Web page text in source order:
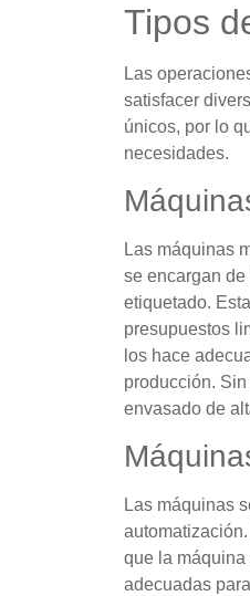
Tipos
Las
satisfacer
únicos, por lo
necesidades.
Las máquinas
se encargan
etiquetado.
presupuestos
los hace
producción.
envasado de
Las máquinas
que la máquina
adecuadas